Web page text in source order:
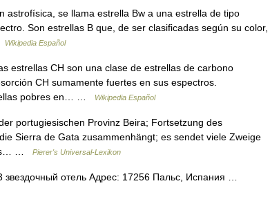
se llama estrella Bw a una estrella de tipo
Son estrellas B que, de ser clasificadas según su color,
Wikipedia Español
estrellas CH son una clase de estrellas de carbono
CH sumamente fuertes en sus espectros.
pobres en… …
Wikipedia Español
portugiesischen Provinz Beira; Fortsetzung des
Sierra de Gata zusammenhängt; es sendet viele Zweige
…
Pierer's Universal-Lexikon
отель Адрес: 17256 Пальс, Испания …